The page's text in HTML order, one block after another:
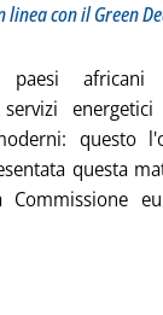
con il Green
africani
questo
questa
Commissione